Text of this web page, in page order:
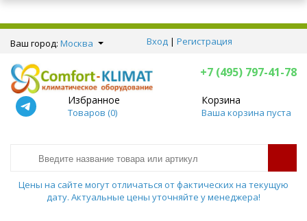
Ваш город: Москва Вход | Регистрация
+7 (495) 797-41-78
Избранное
Товаров (0)
Корзина
Ваша корзина пуста
Цены на сайте могут отличаться от фактических на текущую
дату. Актуальные цены уточняйте у менеджера!